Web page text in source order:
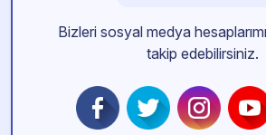
Bizleri sosyal medya
takip edebilirsiniz.